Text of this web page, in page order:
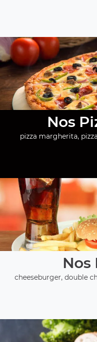
Nos
pizza margherita,
Nos
cheeseburger, double